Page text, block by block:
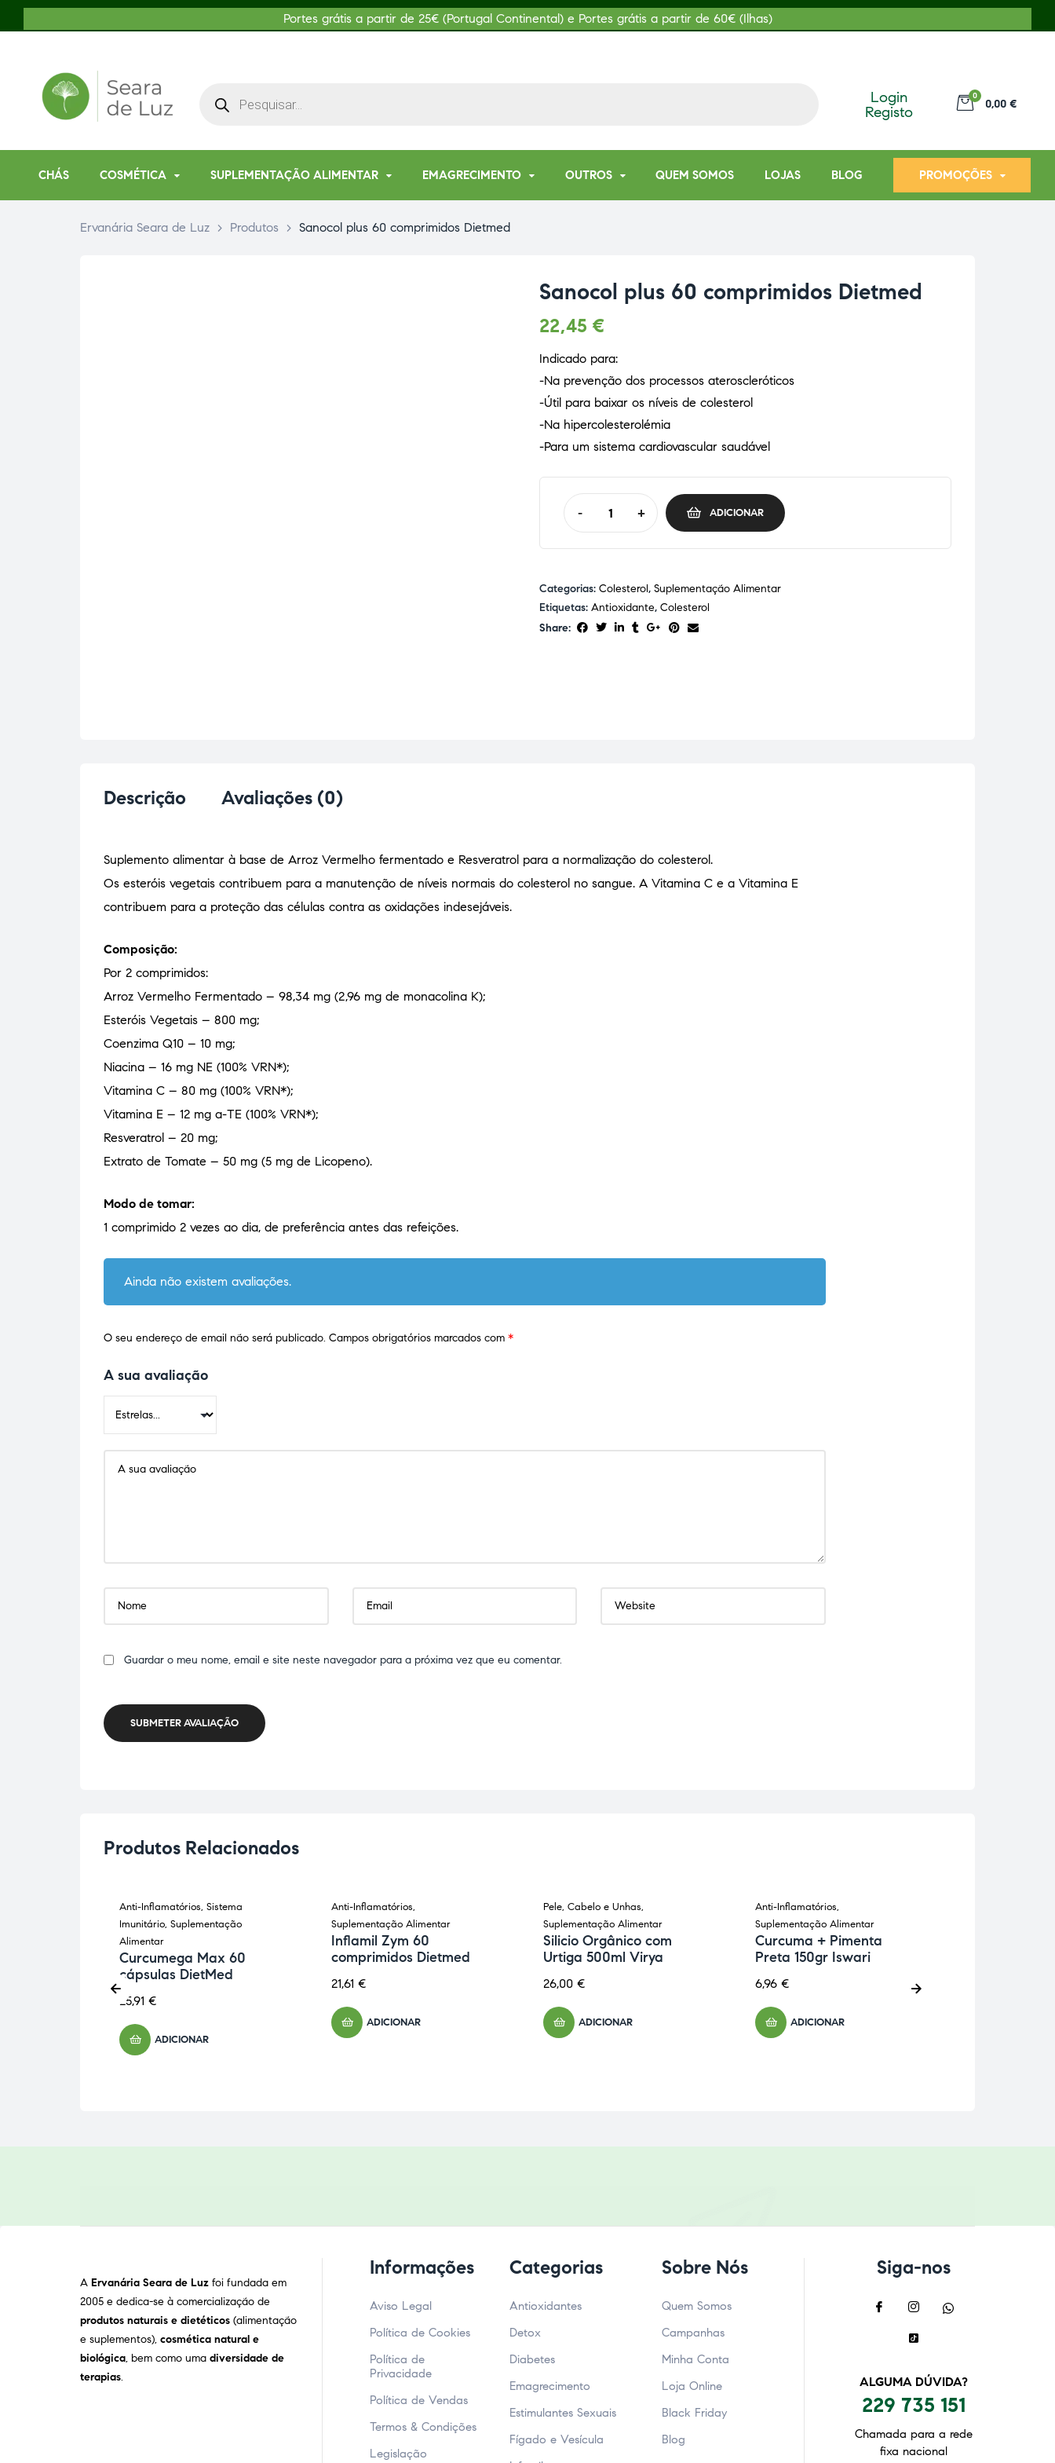
Portes grátis a partir de 25€ (Portugal Continental) e Portes grátis a partir de 60€ (Ilhas)
Login
Registo
0
0,00 €
CHÁS COSMÉTICA SUPLEMENTAÇÃO ALIMENTAR EMAGRECIMENTO OUTROS QUEM SOMOS LOJAS BLOG PROMOÇÕES
Ervanária Seara de Luz > Produtos > Sanocol plus 60 comprimidos Dietmed
Sanocol plus 60 comprimidos Dietmed
22,45 €
Indicado para:
-Na prevenção dos processos ateroscleróticos
-Útil para baixar os níveis de colesterol
-Na hipercolesterolémia
-Para um sistema cardiovascular saudável
- + ADICIONAR
Categorias: Colesterol, Suplementação Alimentar
Etiquetas: Antioxidante, Colesterol
Share:
Descrição Avaliações (0)
Suplemento alimentar à base de Arroz Vermelho fermentado e Resveratrol para a normalização do colesterol.
Os esteróis vegetais contribuem para a manutenção de níveis normais do colesterol no sangue. A Vitamina C e a Vitamina E
contribuem para a proteção das células contra as oxidações indesejáveis.
Composição:
Por 2 comprimidos:
Arroz Vermelho Fermentado – 98,34 mg (2,96 mg de monacolina K);
Esteróis Vegetais – 800 mg;
Coenzima Q10 – 10 mg;
Niacina – 16 mg NE (100% VRN*);
Vitamina C – 80 mg (100% VRN*);
Vitamina E – 12 mg a-TE (100% VRN*);
Resveratrol – 20 mg;
Extrato de Tomate – 50 mg (5 mg de Licopeno).
Modo de tomar:
1 comprimido 2 vezes ao dia, de preferência antes das refeições.
Ainda não existem avaliações.
O seu endereço de email não será publicado. Campos obrigatórios marcados com *
A sua avaliação
Guardar o meu nome, email e site neste navegador para a próxima vez que eu comentar.
SUBMETER AVALIAÇÃO
Produtos Relacionados
Anti-Inflamatórios, Sistema
Imunitário, Suplementação
Alimentar
Curcumega Max 60
cápsulas DietMed
25,91 €
ADICIONAR
Anti-Inflamatórios,
Suplementação Alimentar
Inflamil Zym 60
comprimidos Dietmed
21,61 €
ADICIONAR
ON BACKORDER
Pele, Cabelo e Unhas,
Suplementação Alimentar
Silicio Orgânico com
Urtiga 500ml Virya
26,00 €
ADICIONAR
Anti-Inflamatórios,
Suplementação Alimentar
Curcuma + Pimenta
Preta 150gr Iswari
6,96 €
ADICIONAR
A Ervanária Seara de Luz foi fundada em
2005 e dedica-se à comercialização de
produtos naturais e dietéticos (alimentação
e suplementos), cosmética natural e
biológica, bem como uma diversidade de
terapias.
Informações
Aviso Legal
Política de Cookies
Política de
Privacidade
Política de Vendas
Termos & Condições
Legislação
Categorias
Antioxidantes
Detox
Diabetes
Emagrecimento
Estimulantes Sexuais
Fígado e Vesícula
Sobre Nós
Quem Somos
Campanhas
Minha Conta
Loja Online
Black Friday
Blog
Siga-nos
ALGUMA DÚVIDA?
229 735 151
Chamada para a rede
fixa nacional